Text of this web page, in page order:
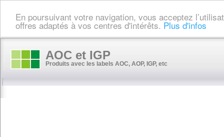
En poursuivant votre navigation, vous acceptez
offres adaptés à vos centres d'intérêts. Plus d'infos
AOC et IGP
Produits avec les labels AOC, AOP, IGP, etc